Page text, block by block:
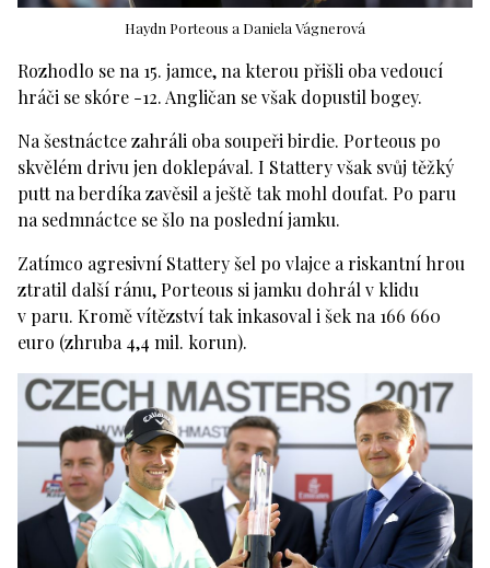
Haydn Porteous a Daniela Vágnerová
Rozhodlo se na 15. jamce, na kterou přišli oba vedoucí
hráči se skóre -12. Angličan se však dopustil bogey.
Na šestnáctce zahráli oba soupeři birdie. Porteous po
skvělém drivu jen doklepával. I Stattery však svůj těžký
putt na berdíka zavěsil a ještě tak mohl doufat. Po paru
na sedmnáctce se šlo na poslední jamku.
Zatímco agresivní Stattery šel po vlajce a riskantní hrou
ztratil další ránu, Porteous si jamku dohrál v klidu
v paru. Kromě vítězství tak inkasoval i šek na 166 660
euro (zhruba 4,4 mil. korun).